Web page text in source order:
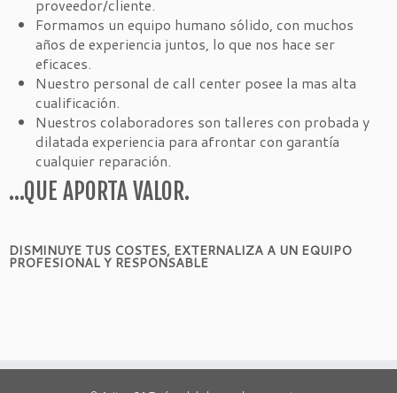
proveedor/cliente.
Formamos un equipo humano sólido, con muchos
años de experiencia juntos, lo que nos hace ser
eficaces.
Nuestro personal de call center posee la mas alta
cualificación.
Nuestros colaboradores son talleres con probada y
dilatada experiencia para afrontar con garantía
cualquier reparación.
…QUE APORTA VALOR.
DISMINUYE TUS COSTES, EXTERNALIZA A UN EQUIPO
PROFESIONAL Y RESPONSABLE